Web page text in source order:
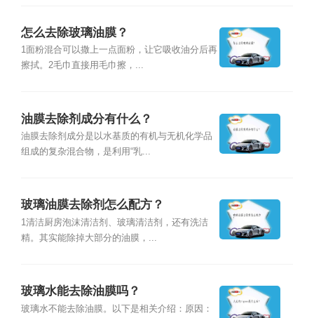
怎么去除玻璃油膜？
1面粉混合可以撒上一点面粉，让它吸收油分后再
擦拭。2毛巾直接用毛巾擦，...
油膜去除剂成分有什么？
油膜去除剂成分是以水基质的有机与无机化学品
组成的复杂混合物，是利用“乳...
玻璃油膜去除剂怎么配方？
1清洁厨房泡沫清洁剂、玻璃清洁剂，还有洗洁
精。其实能除掉大部分的油膜，...
玻璃水能去除油膜吗？
玻璃水不能去除油膜。以下是相关介绍：原因：